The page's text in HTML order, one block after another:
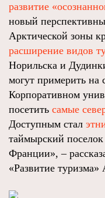
развитие
новый
Арктической зоны
расширение видов
Норильска и
могут примерить на
Корпоративном
посетить самые
Доступным стал
таймырский
Франции», –
«Развитие